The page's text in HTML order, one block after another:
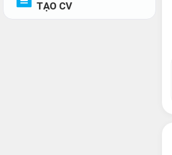
TẠO CV